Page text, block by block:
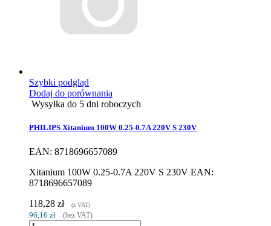
Szybki podgląd
Dodaj do porównania
Wysyłka do 5 dni roboczych
PHILIPS Xitanium 100W 0.25-0.7A 220V S 230V
EAN: 8718696657089
Xitanium 100W 0.25-0.7A 220V S 230V EAN:
8718696657089
118,28 zł
(z VAT)
96,16 zł (bez VAT)